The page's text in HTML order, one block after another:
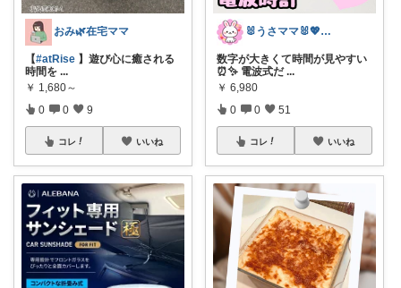
おみ🌿在宅ママ
【#atRise 】遊び心に癒される
時間を ...
￥ 1,680～
0 0 9
コレ いいね
🐰うさママ🐰💖キッズ・ママの日常✨
数字が大きくて時間が見やすい
⏰✨ 電波式だ ...
￥ 6,980
0 0 51
コレ いいね